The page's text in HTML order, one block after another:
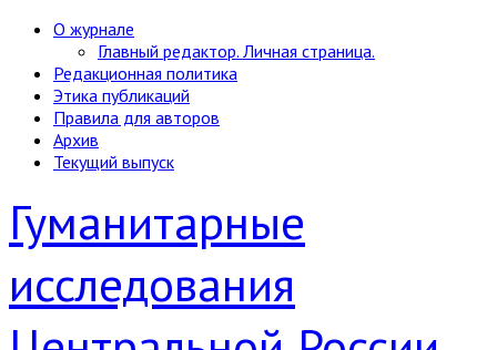
О журнале
Главный редактор. Личная страница.
Редакционная политика
Этика публикаций
Правила для авторов
Архив
Текущий выпуск
Гуманитарные
исследования